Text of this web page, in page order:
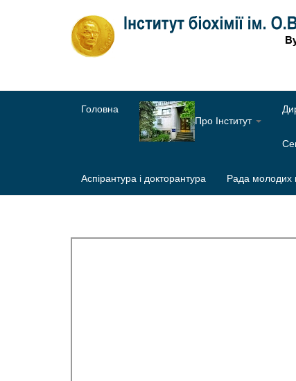
Головна
Про Інститут
Аспірантура і докторантура Рада молодих